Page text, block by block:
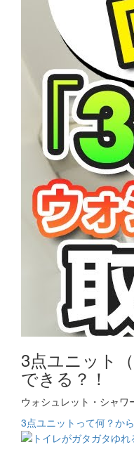
3点ユニット
できる？！
ウォシュレット・シャ
3点ユニットって何？か